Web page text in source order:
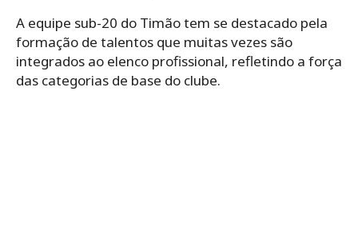
A equipe sub-20 do Timão tem se destacado pela
formação de talentos que muitas vezes são
integrados ao elenco profissional, refletindo a força
das categorias de base do clube.